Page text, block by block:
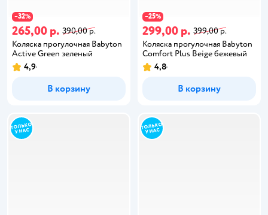
−32%
265,00 р. 390,00 р.
Коляска прогулочная Babyton
Active Green зеленый
4,9
В корзину
−25%
299,00 р. 399,00 р.
Коляска прогулочная Babyton
Comfort Plus Beige бежевый
4,8
В корзину